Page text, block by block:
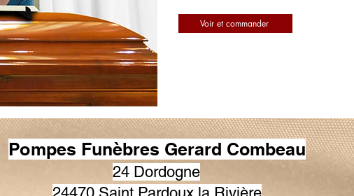
Voir et commander
Pompes Funèbres Gerard Combeau
24 Dordogne